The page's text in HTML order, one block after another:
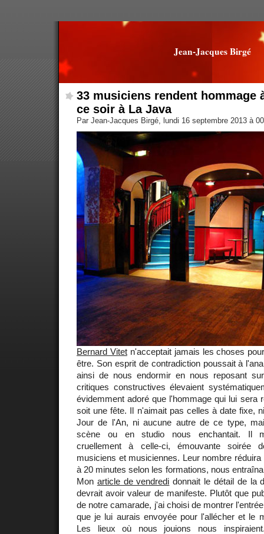
Jean-Jacques Birgé
33 musiciens rendent hommage
ce soir à La Java
Par Jean-Jacques Birgé, lundi 16 septembre 2013 à
Bernard Vitetn'acceptait jamais les choses
être. Son esprit de contradiction poussait à
ainsi de nous endormir en nous reposant
critiques constructives élevaient
évidemment adoré que l'hommage qui lui sera
soit une fête. Il n'aimait pas celles à date fixe,
Jour de l'An, ni aucune autre de ce type,
scène ou en studio nous enchantait. Il
cruellement à celle-ci, émouvante soirée
musiciens et musiciennes. Leur nombre
à 20 minutes selon les formations, nous
Mon article de vendredi donnait le détail de la
devrait avoir valeur de manifeste. Plutôt que
de notre camarade, j'ai choisi de montrer
que je lui aurais envoyée pour l'allécher et le
Les lieux où nous jouions nous